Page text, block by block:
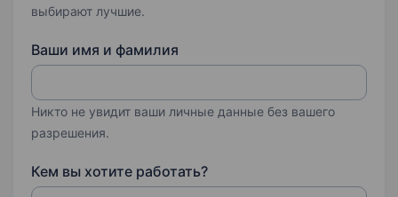
выбирают лучшие.
Ваши имя и фамилия
Никто не увидит ваши личные данные без вашего
разрешения.
Кем вы хотите работать?